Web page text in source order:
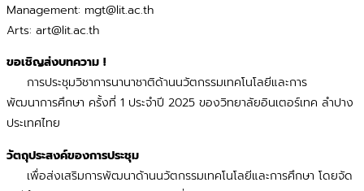
Management: mgt@lit.ac.th
Arts: art@lit.ac.th
ขอเชิญส่งบทความ !
การประชุมวิชาการนานาชาติด้านนวัตกรรมเทคโนโลยีและการ
พัฒนาการศึกษา ครั้งที่ 1 ประจำปี 2025 ของวิทยาลัยอินเตอร์เทค ลำปาง
ประเทศไทย
วัตถุประสงค์ของการประชุม
เพื่อส่งเสริมการพัฒนาด้านนวัตกรรมเทคโนโลยีและการศึกษา โดยจัด